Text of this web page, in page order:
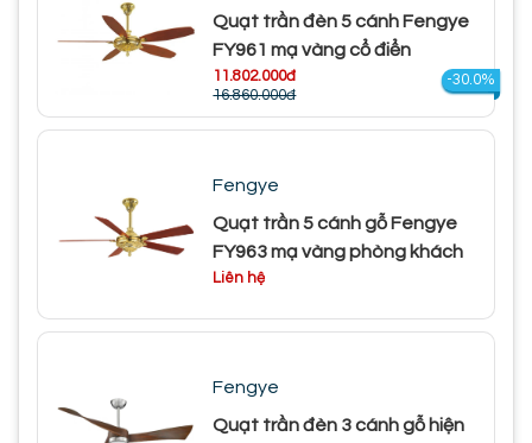
Quạt trần đèn 5 cánh Fengye
FY961 mạ vàng cổ điển
11.802.000đ
16.860.000đ
-30.0%
Fengye
Quạt trần 5 cánh gỗ Fengye
FY963 mạ vàng phòng khách
Liên hệ
Fengye
Quạt trần đèn 3 cánh gỗ hiện